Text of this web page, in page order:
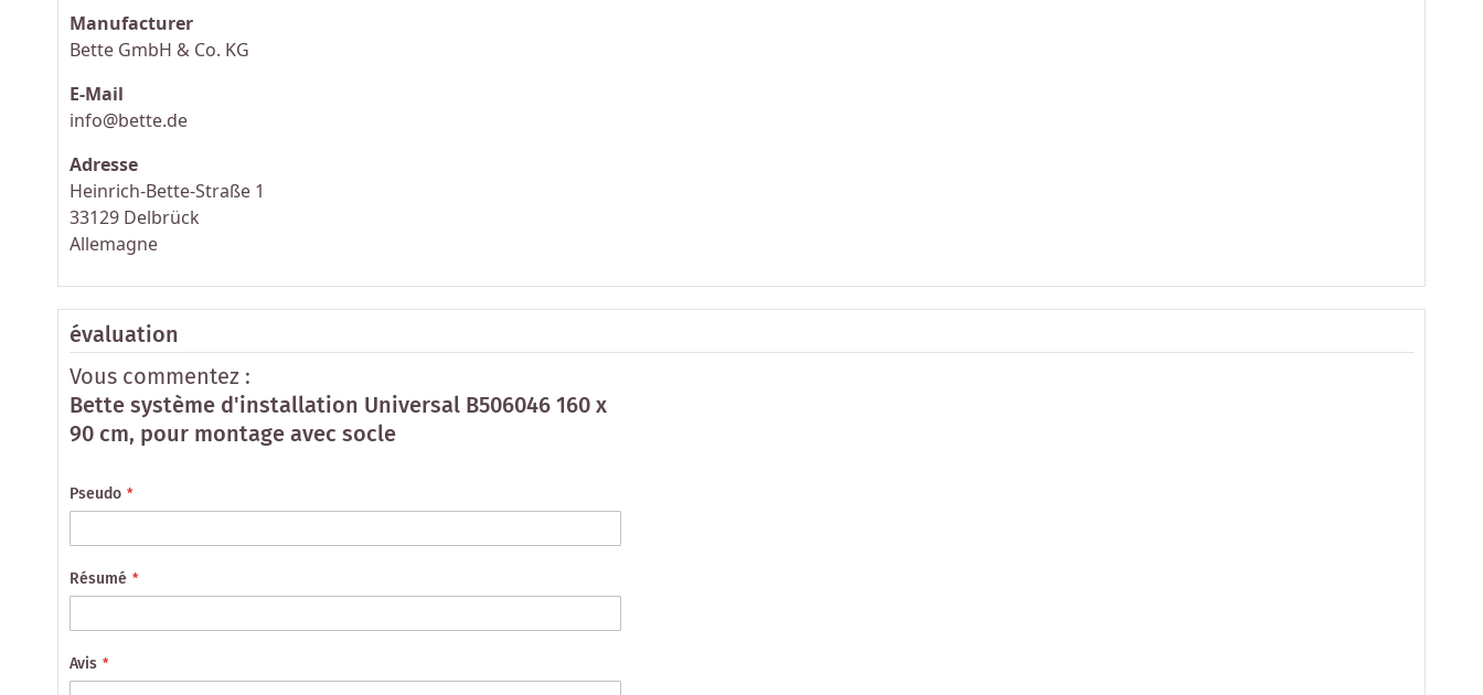
Manufacturer
Bette GmbH & Co. KG
E-Mail
info@bette.de
Adresse
Heinrich-Bette-Straße 1
33129 Delbrück
Allemagne
évaluation
Vous commentez :
Bette système d'installation Universal B506046 160 x
90 cm, pour montage avec socle
Pseudo
Résumé
Avis